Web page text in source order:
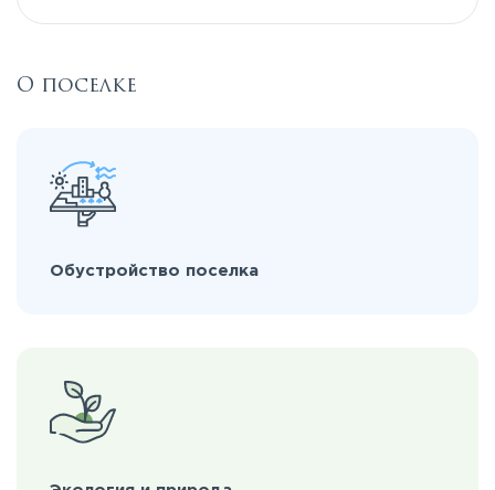
О поселке
Обустройство поселка